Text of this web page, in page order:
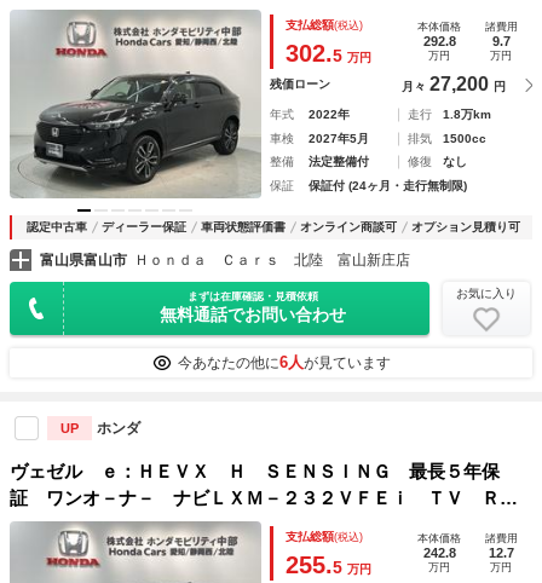
メラ ＢＴオ－ディオ ＤＶＤ ドラレコ ＥＴＣ ＬＥＤラ
イト ＶＳＡ クルコン アルミ スマ－トキ－ 盗難防止装
支払総額(税込)
302.5 万円
本体価格
292.8
万円
諸費用
9.7
万円
残価ローン 月々 27,200 円
年式 2022年 走行
1.8万km
車検
2027年5月 排気
1500cc
整備
法定整備付 修復
なし
保証
保証付 (24ヶ月・走行無制限)
認定中古車 ディーラー保証 車両状態評価書 オンライン商談可 オプション見積り可
富山県富山市 Ｈｏｎｄａ Ｃａｒｓ 北陸 富山新庄店
まずは在庫確認・見積依頼
無料通話でお問い合わせ
お気に入り
今あなたの他に6人が見ています
UP ホンダ
ヴェゼル ｅ：ＨＥＶＸ Ｈ ＳＥＮＳＩＮＧ 最長５年保
証 ワンオ－ナ－ ナビＬＸＭ－２３２ＶＦＥｉ ＴＶ Ｒカ
メラ ＢＴオ－ディオ ドラレコ ＥＴＣ ＬＥＤライト Ｖ
ＳＡ クルコン アルミ スマ－トキ－ 盗難防止装置 ＡＡ
支払総額(税込)
255.5 万円
本体価格
242.8
万円
諸費用
12.7
万円